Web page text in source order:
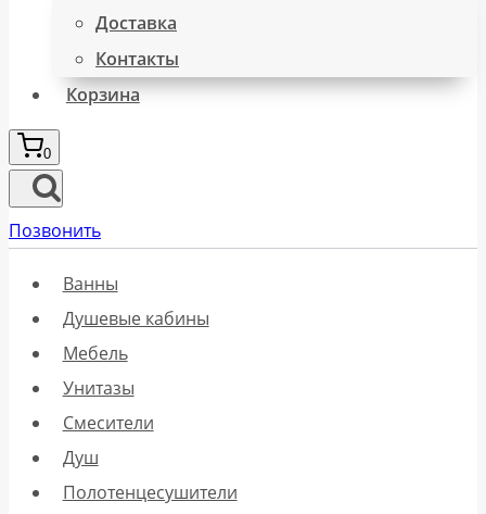
Доставка
Контакты
Корзина
0
Позвонить
Ванны
Душевые кабины
Мебель
Унитазы
Смесители
Душ
Полотенцесушители